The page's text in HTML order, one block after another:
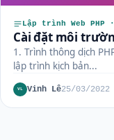
Lập trình Web PHP
Cài đặt môi
1. Trình thông dịch
lập trình kịch bản...
VL Vinh Lê25/03/2022